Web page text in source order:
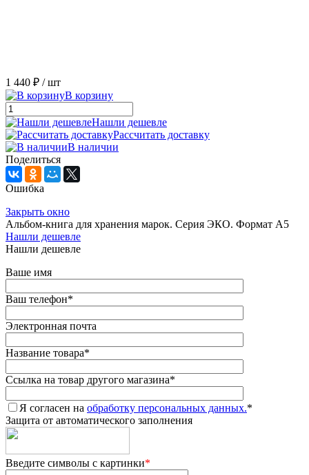
1 440 ₽ / шт
В корзину
Нашли дешевле
Рассчитать доставку
В наличии
Поделиться
Ошибка
Закрыть окно
Альбом-книга для хранения марок. Серия ЭКО. Формат А5
Нашли дешевле
Нашли дешевле
Ваше имя
Ваш телефон*
Электронная почта
Название товара*
Ссылка на товар другого магазина*
Я согласен на обработку персональных данных.*
Защита от автоматического заполнения
Введите символы с картинки*